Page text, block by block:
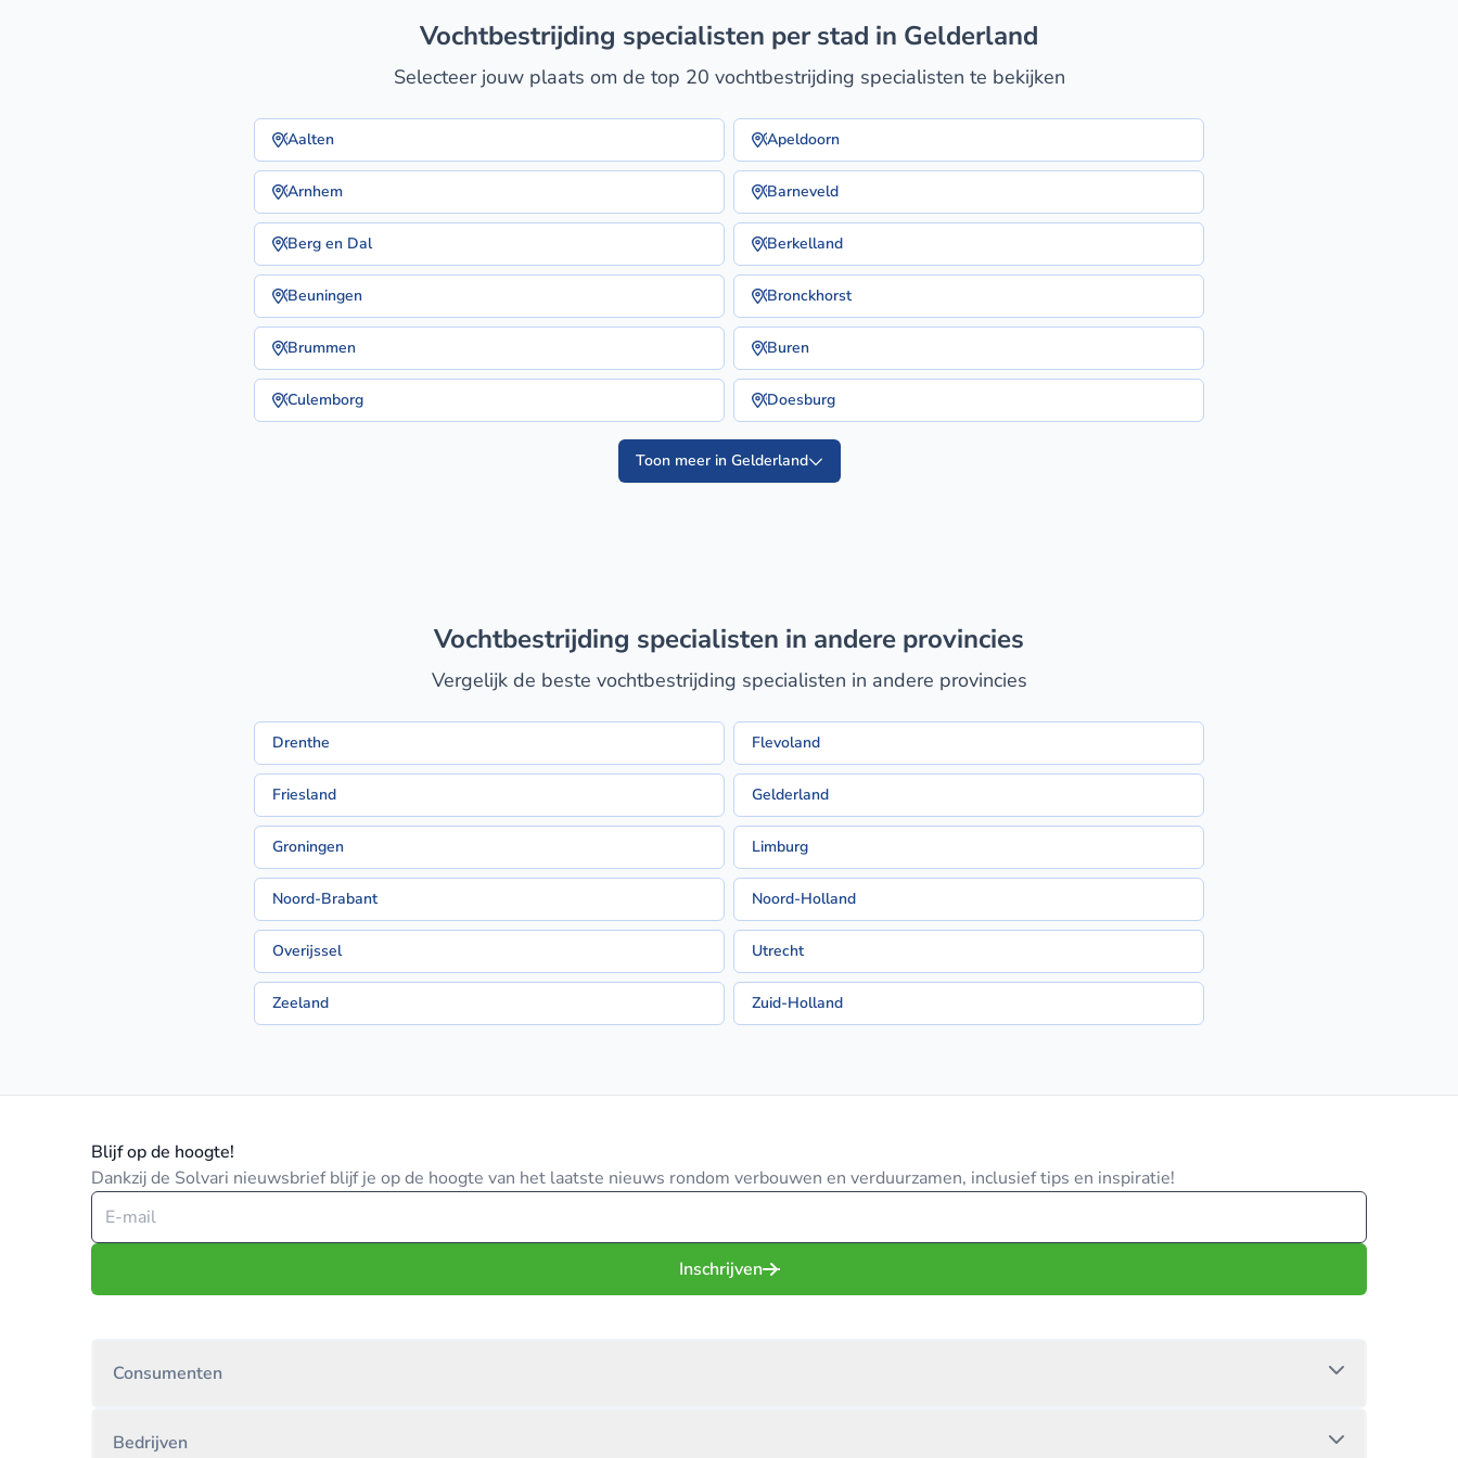
vochtbestrijding specialisten per stad in Gelderland
Selecteer jouw plaats om de top 20 vochtbestrijding specialisten te bekijken
Aalten Apeldoorn
Arnhem Barneveld
Berg en Dal Berkelland
Beuningen Bronckhorst
Brummen Buren
Culemborg Doesburg
Toon meer in Gelderland
vochtbestrijding specialisten in andere provincies
Vergelijk de beste vochtbestrijding specialisten in andere provincies
Drenthe Flevoland
Friesland Gelderland
Groningen Limburg
Noord-Brabant Noord-Holland
Overijssel Utrecht
Zeeland Zuid-Holland
Blijf op de hoogte!
Dankzij de Solvari nieuwsbrief blijf je op de hoogte van het laatste nieuws rondom verbouwen en verduurzamen, inclusief tips en inspiratie!
Inschrijven
Consumenten
Bedrijven